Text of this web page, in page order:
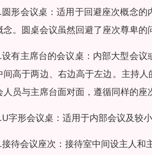
圆形会议桌：适用于回避座次概念
念。圆桌会议虽然回避了座次尊卑的
设有主席台的会议桌：内部大型会
间高于两边、右边高于左边。主持
人员与主席台面对面，遵循同样的座
字形会议桌：适用于内部会议及较小
接待会议座次：接待室中间设主人和